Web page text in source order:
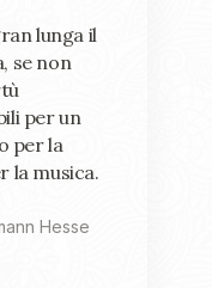
lunga il
se non
per un
per la
la musica.
Hesse